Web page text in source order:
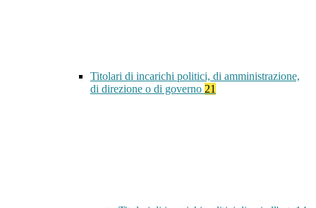
Titolari di incarichi politici, di amministrazione,
di direzione o di governo 21